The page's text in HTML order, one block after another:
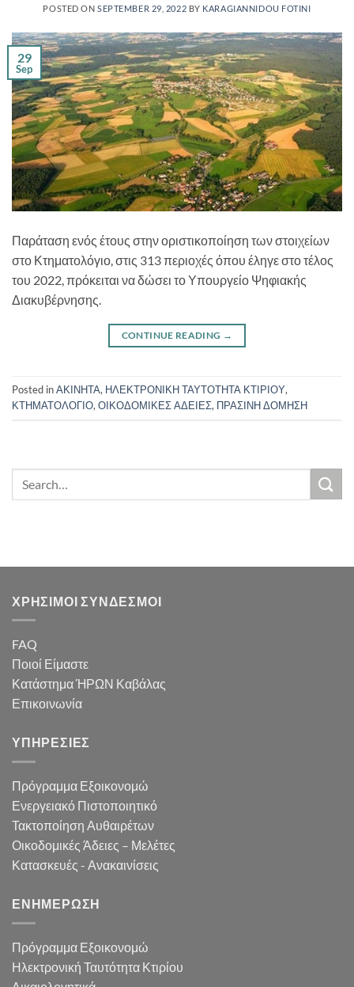
POSTED ONSEPTEMBER 29, 2022 BY KARAGIANNIDOU FOTINI
29
Sep
Παράταση ενός έτους στην οριστικοποίηση των στοιχείων
στο Κτηματολόγιο, στις 313 περιοχές όπου έληγε στο τέλος
του 2022, πρόκειται να δώσει το Υπουργείο Ψηφιακής
Διακυβέρνησης.
CONTINUE READING →
Posted inΑΚΙΝΗΤΑ, ΗΛΕΚΤΡΟΝΙΚΗ ΤΑΥΤΟΤΗΤΑ ΚΤΙΡΙΟΥ,
ΚΤΗΜΑΤΟΛΟΓΙΟ, ΟΙΚΟΔΟΜΙΚΕΣ ΑΔΕΙΕΣ, ΠΡΑΣΙΝΗ ΔΟΜΗΣΗ
ΧΡΗΣΙΜΟΙ ΣΥΝΔΕΣΜΟΙ
FAQ
Ποιοί Είμαστε
Κατάστημα ΉΡΩΝ Καβάλας
Επικοινωνία
ΥΠΗΡΕΣΙΕΣ
Πρόγραμμα Εξοικονομώ
Ενεργειακό Πιστοποιητικό
Τακτοποίηση Αυθαιρέτων
Οικοδομικές Άδειες – Μελέτες
Κατασκευές - Ανακαινίσεις
ΕΝΗΜΕΡΩΣΗ
Πρόγραμμα Εξοικονομώ
Ηλεκτρονική Ταυτότητα Κτιρίου